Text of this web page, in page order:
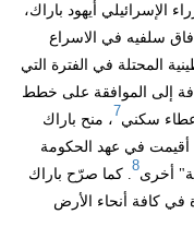
رئيس الوزراء الإسرائيلي أيهود باراك،
فاق سلفيه في الاسراع
المحتلة في الفترة التي
إلى الموافقة على خطط
7
، منح باراك
بؤرة استيطانية أقيمت في عهد الحكومة
أخرى
8
. كما صرّح باراك
جديدة في كافة أنحاء الأرض